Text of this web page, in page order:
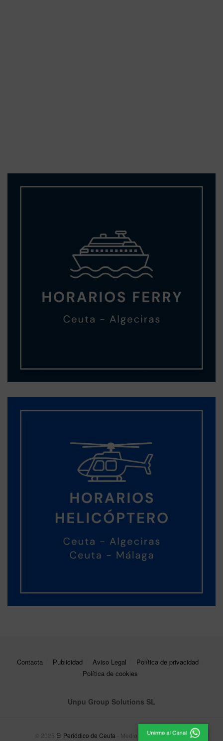
Contacta Publicidad Aviso Legal
Política de privacidad
Política de cookies
Unpu Group Solutions SL
© 2025 El Periódico de Ceuta - Medio de Comunicación